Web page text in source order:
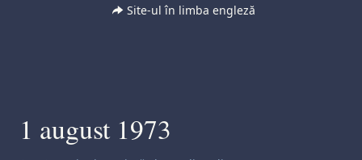
Site-ul în limba engleză
1 august 1973